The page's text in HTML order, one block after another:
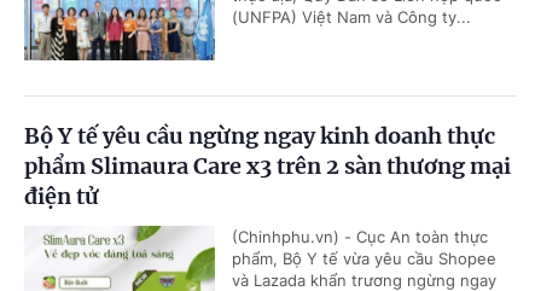
(UNFPA) Việt Nam và Công ty...
Bộ Y tế yêu cầu ngừng ngay kinh doanh thực
phẩm Slimaura Care x3 trên 2 sàn thương mại
điện tử
(Chinhphu.vn) - Cục An toàn thực
phẩm, Bộ Y tế vừa yêu cầu Shopee
và Lazada khẩn trương ngừng ngay